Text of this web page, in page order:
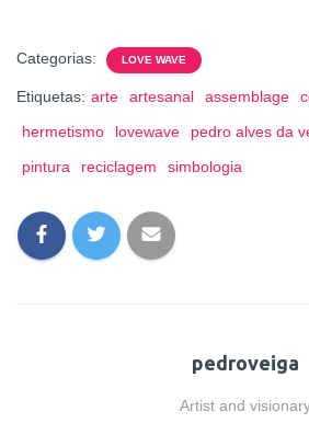
Categorias: LOVE WAVE
Etiquetas: arte artesanal assemblage
hermetismo
lovewave pedro alves da
pintura
reciclagem simbologia
pedroveiga
Artist and